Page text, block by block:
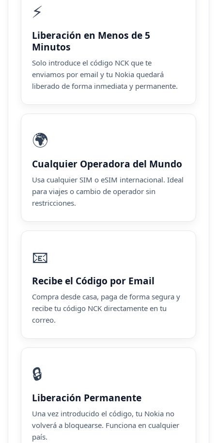
⚡
Liberación en Menos de 5
Minutos
Solo introduce el código NCK que te
enviamos por email y tu Nokia quedará
liberado de forma inmediata y permanente.
🌍
Cualquier Operadora del Mundo
Usa cualquier SIM o eSIM internacional. Ideal
para viajes o cambio de operador sin
restricciones.
📧
Recibe el Código por Email
Compra desde casa, paga de forma segura y
recibe tu código NCK directamente en tu
correo.
🔒
Liberación Permanente
Una vez introducido el código, tu Nokia no
volverá a bloquearse. Funciona en cualquier
país.